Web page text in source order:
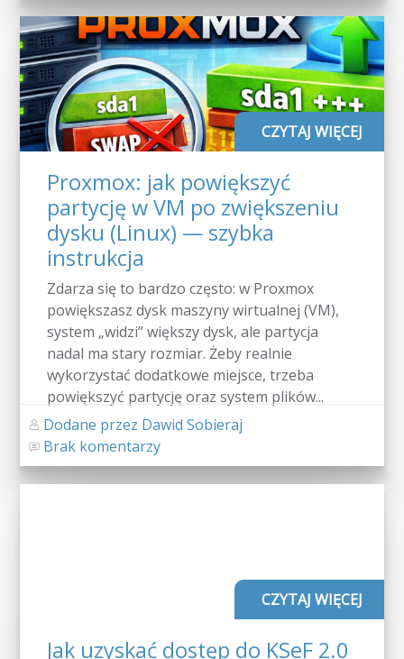
CZYTAJ WIĘCEJ
Proxmox: jak powiększyć
partycję w VM po zwiększeniu
dysku (Linux) — szybka
instrukcja
Zdarza się to bardzo często: w Proxmox
powiększasz dysk maszyny wirtualnej (VM),
system „widzi” większy dysk, ale partycja
nadal ma stary rozmiar. Żeby realnie
wykorzystać dodatkowe miejsce, trzeba
powiększyć partycję oraz system plików...
Dodane przez Dawid Sobieraj
Brak komentarzy
CZYTAJ WIĘCEJ
Jak uzyskać dostęp do KSeF 2.0